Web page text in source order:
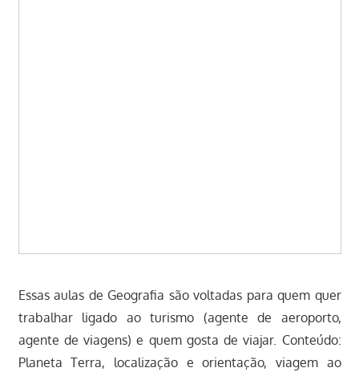
Essas aulas de Geografia são voltadas para quem quer
trabalhar ligado ao turismo (agente de aeroporto,
agente de viagens) e quem gosta de viajar. Conteúdo:
Planeta Terra, localização e orientação, viagem ao